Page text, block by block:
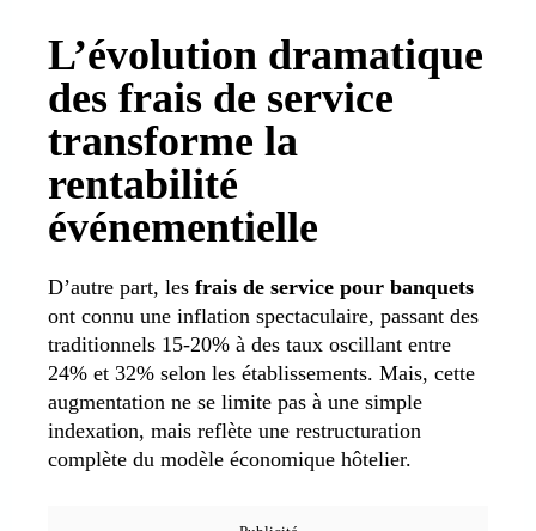
L’évolution dramatique
des frais de service
transforme la
rentabilité
événementielle
D’autre part, les frais de service pour banquets
ont connu une inflation spectaculaire, passant des
traditionnels 15-20% à des taux oscillant entre
24% et 32% selon les établissements. Mais, cette
augmentation ne se limite pas à une simple
indexation, mais reflète une restructuration
complète du modèle économique hôtelier.